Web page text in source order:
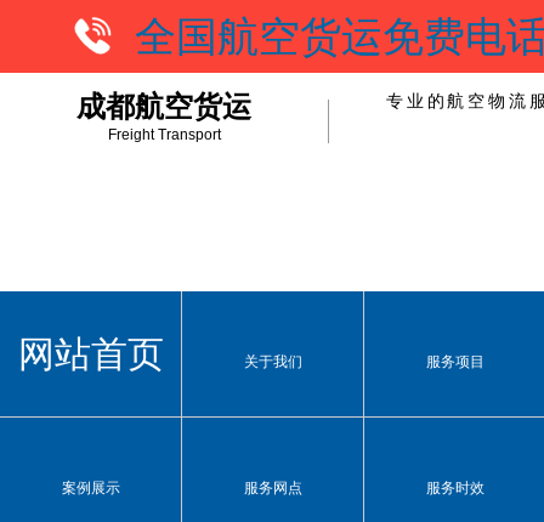
全国航空货运免费电
成都航空货运
Freight Transport
专业的航空物流
网站首页 关于我们 服务项目
案例展示 服务网点 服务时效